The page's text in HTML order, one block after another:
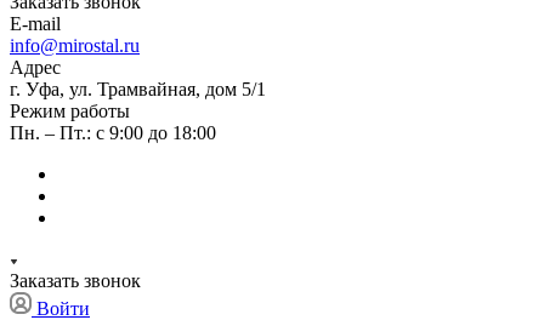
E-mail
info@mirostal.ru
Адрес
г. Уфа, ул. Трамвайная, дом 5/1
Режим работы
Пн. – Пт.: с 9:00 до 18:00
Заказать звонок
Войти